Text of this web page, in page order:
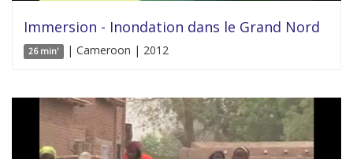
Immersion - Inondation dans le Grand Nord
26 min' | Cameroon | 2012